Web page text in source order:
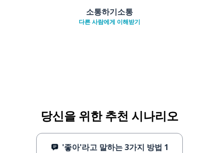
소통하기소통
다른 사람에게 이해받기
당신을 위한 추천 시나리오
'좋아'라고 말하는 3가지 방법 1